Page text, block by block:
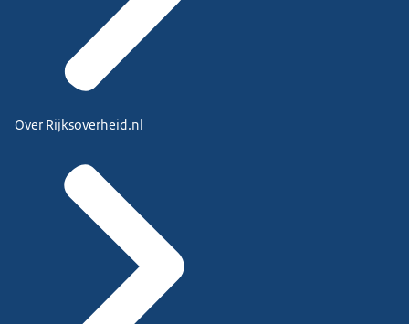
Over Rijksoverheid.nl